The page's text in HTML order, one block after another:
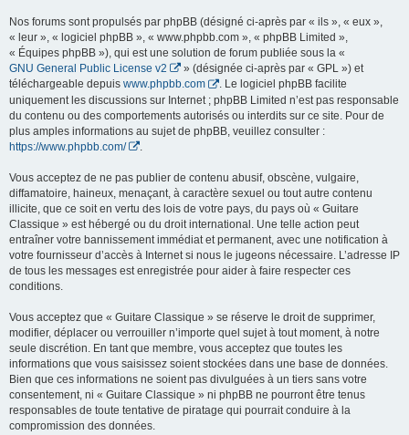
Nos forums sont propulsés par phpBB (désigné ci-après par « ils », « eux »,
« leur », « logiciel phpBB », « www.phpbb.com », « phpBB Limited »,
« Équipes phpBB »), qui est une solution de forum publiée sous la «
GNU General Public License v2
» (désignée ci-après par « GPL ») et
téléchargeable depuis www.phpbb.com
. Le logiciel phpBB facilite
uniquement les discussions sur Internet ; phpBB Limited n’est pas responsable
du contenu ou des comportements autorisés ou interdits sur ce site. Pour de
plus amples informations au sujet de phpBB, veuillez consulter :
https://www.phpbb.com/
Vous acceptez de ne pas publier de contenu abusif, obscène, vulgaire,
diffamatoire, haineux, menaçant, à caractère sexuel ou tout autre contenu
illicite, que ce soit en vertu des lois de votre pays, du pays où « Guitare
Classique » est hébergé ou du droit international. Une telle action peut
entraîner votre bannissement immédiat et permanent, avec une notification à
votre fournisseur d’accès à Internet si nous le jugeons nécessaire. L’adresse IP
de tous les messages est enregistrée pour aider à faire respecter ces
conditions.
Vous acceptez que « Guitare Classique » se réserve le droit de supprimer,
modifier, déplacer ou verrouiller n’importe quel sujet à tout moment, à notre
seule discrétion. En tant que membre, vous acceptez que toutes les
informations que vous saisissez soient stockées dans une base de données.
Bien que ces informations ne soient pas divulguées à un tiers sans votre
consentement, ni « Guitare Classique » ni phpBB ne pourront être tenus
responsables de toute tentative de piratage qui pourrait conduire à la
compromission des données.